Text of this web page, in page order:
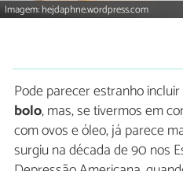
Imagem: hejdaphne.wordpress.com
Pode parecer estranho incluir
bolo, mas, se tivermos em
com ovos e óleo, já parece
surgiu na década de 90 nos